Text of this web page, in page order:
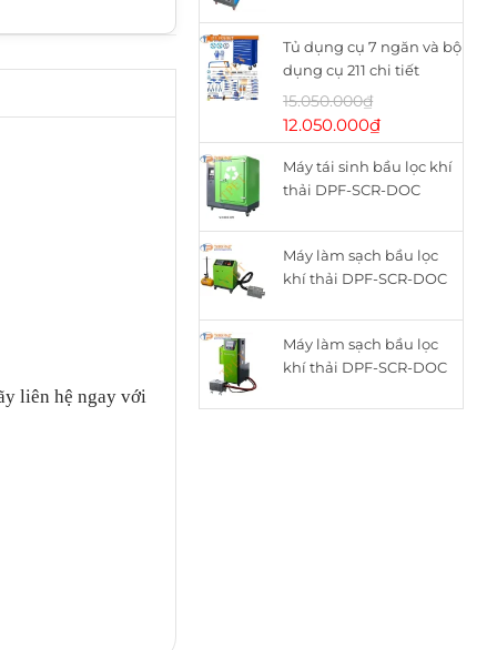
Tủ dụng cụ 7 ngăn và bộ
dụng cụ 211 chi tiết
WHS2111 WADFOW
15.050.000₫
Giá
gốc
là:
15.050.000₫.
12.050.000₫Giá
hiện
tại
là:
Máy tái sinh bầu lọc khí
thải DPF-SCR-DOC
cơ Diesel ZQYM-518C
Máy làm sạch bầu lọc
khí thải DPF-SCR-DOC
ZQYM A8
Máy làm sạch bầu lọc
khí thải DPF-SCR-DOC
ZQYM 508A
liên hệ ngay với